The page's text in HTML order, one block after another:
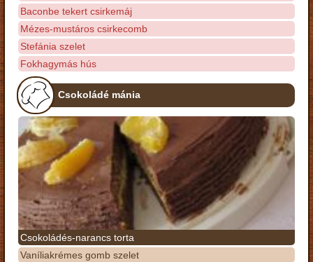
Baconbe tekert csirkemáj
Mézes-mustáros csirkecomb
Stefánia szelet
Fokhagymás hús
Csokoládé mánia
Csokoládés-narancs torta
Vaníliakrémes gomb szelet